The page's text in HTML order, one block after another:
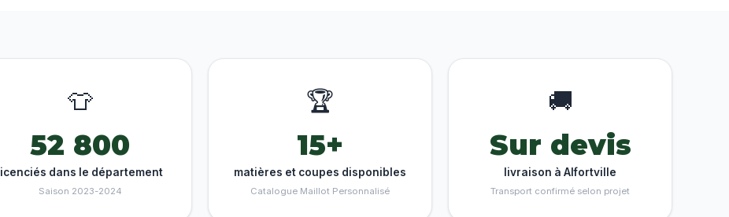
👕
52 800
licenciés dans le département
Saison 2023-2024
🏆
15+
matières et coupes disponibles
Catalogue Maillot Personnalisé
🚚
Sur devis
livraison à Alfortville
Transport confirmé selon projet